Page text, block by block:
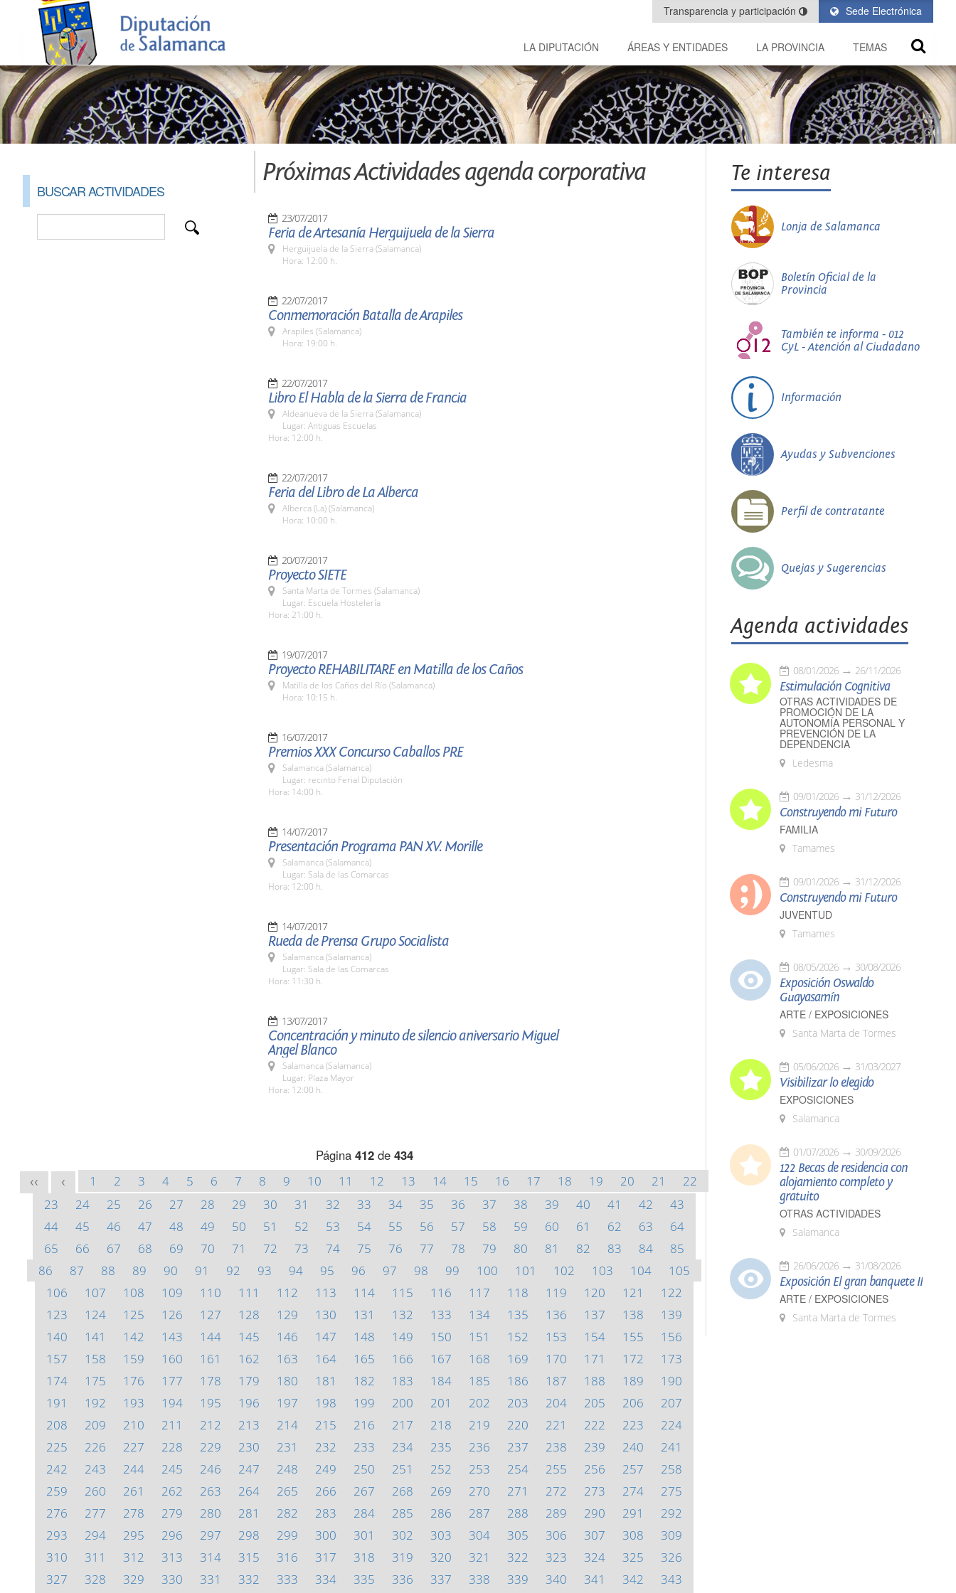
Sede Electrónica
Transparencia y participación
LA DIPUTACIÓN ÁREAS Y ENTIDADES LA PROVINCIA TEMAS
BUSCAR ACTIVIDADES
Próximas Actividades agenda corporativa
23/07/2017
Feria de Artesanía Herguijuela de la Sierra
Herguijuela de la Sierra (Salamanca)
Hora: 12:00 h.
22/07/2017
Conmemoración Batalla de Arapiles
Arapiles (Salamanca)
Hora: 19:00 h.
22/07/2017
Libro El Habla de la Sierra de Francia
Aldeanueva de la Sierra (Salamanca)
Lugar: Antiguas Escuelas
Hora: 12:00 h.
22/07/2017
Feria del Libro de La Alberca
Alberca (La) (Salamanca)
Hora: 10:00 h.
20/07/2017
Proyecto SIETE
Santa Marta de Tormes (Salamanca)
Lugar: Escuela Hostelería
Hora: 21:00 h.
19/07/2017
Proyecto REHABILITARE en Matilla de los Caños
Matilla de los Caños del Río (Salamanca)
Hora: 10:15 h.
16/07/2017
Premios XXX Concurso Caballos PRE
Salamanca (Salamanca)
Lugar: recinto Ferial Diputación
Hora: 14:00 h.
14/07/2017
Presentación Programa PAN XV. Morille
Salamanca (Salamanca)
Lugar: Sala de las Comarcas
Hora: 12:00 h.
14/07/2017
Rueda de Prensa Grupo Socialista
Salamanca (Salamanca)
Lugar: Sala de las Comarcas
Hora: 11:30 h.
13/07/2017
Concentración y minuto de silencio aniversario Miguel
Angel Blanco
Salamanca (Salamanca)
Lugar: Plaza Mayor
Hora: 12:00 h.
Página 412de 434
<< < 1 2 3 4 5 6 7 8 9 10 11 12 13 14 15 16 17 18 19 20 21
22
23
24 25 26 27 28 29 30 31 32 33 34 35 36 37 38 39 40 41 42
43
44
45 46 47 48 49 50 51 52 53 54 55 56 57 58 59 60 61 62 63
64
65
66 67 68 69 70 71 72 73 74 75 76 77 78 79 80 81 82 83 84
85
86
87 88 89 90 91 92 93 94 95 96 97 98 99 100 101 102 103 104
105
106
107 108 109 110 111 112 113 114 115 116 117 118 119 120 121
122
123
124 125 126 127 128 129 130 131 132 133 134 135 136 137 138
139
140
141 142 143 144 145 146 147 148 149 150 151 152 153 154 155
156
157
158 159 160 161 162 163 164 165 166 167 168 169 170 171 172
173
174
175 176 177 178 179 180 181 182 183 184 185 186 187 188 189
190
191
192 193 194 195 196 197 198 199 200 201 202 203 204 205 206
207
208
209 210 211 212 213 214 215 216 217 218 219 220 221 222 223
224
225
226 227 228 229 230 231 232 233 234 235 236 237 238 239 240
241
242
243 244 245 246 247 248 249 250 251 252 253 254 255 256 257
258
259
260 261 262 263 264 265 266 267 268 269 270 271 272 273 274
275
276
277 278 279 280 281 282 283 284 285 286 287 288 289 290 291
292
293
294 295 296 297 298 299 300 301 302 303 304 305 306 307 308
309
310
311 312 313 314 315 316 317 318 319 320 321 322 323 324 325
326
327
328 329 330 331 332 333 334 335 336 337 338 339 340 341 342 343
Te interesa
Lonja de Salamanca
Boletín Oficial de la
Provincia
También te informa - 012
CyL - Atención al Ciudadano
Información
Ayudas y Subvenciones
Perfil de contratante
Quejas y Sugerencias
Agenda actividades
08/01/2026 26/11/2026
Estimulación Cognitiva
OTRAS ACTIVIDADES DE
PROMOCIÓN DE LA
AUTONOMÍA PERSONAL Y
PREVENCIÓN DE LA
DEPENDENCIA
Ledesma
09/01/2026 31/12/2026
Construyendo mi Futuro
FAMILIA
Tamames
09/01/2026 31/12/2026
Construyendo mi Futuro
JUVENTUD
Tamames
08/05/2026 30/08/2026
Exposición Oswaldo
Guayasamín
ARTE / EXPOSICIONES
Santa Marta de Tormes
05/06/2026 31/03/2027
Visibilizar lo elegido
EXPOSICIONES
Salamanca
01/07/2026 30/09/2026
122 Becas de residencia con
alojamiento completo y
gratuito
OTRAS ACTIVIDADES
Salamanca
26/06/2026 31/08/2026
Exposición El gran banquete II
ARTE / EXPOSICIONES
Santa Marta de Tormes